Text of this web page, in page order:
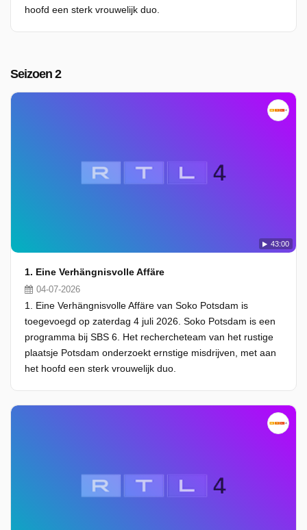
hoofd een sterk vrouwelijk duo.
Seizoen 2
43:00
1. Eine Verhängnisvolle Affäre
04-07-2026
1. Eine Verhängnisvolle Affäre van Soko Potsdam is
toegevoegd op zaterdag 4 juli 2026. Soko Potsdam is een
programma bij SBS 6. Het rechercheteam van het rustige
plaatsje Potsdam onderzoekt ernstige misdrijven, met aan
het hoofd een sterk vrouwelijk duo.